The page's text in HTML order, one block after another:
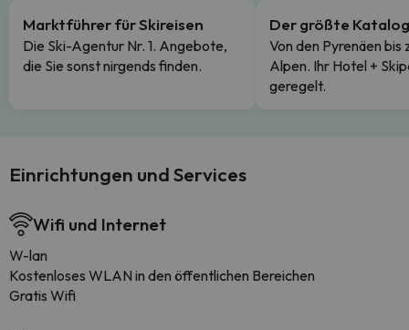
Marktführer für Skireisen
Die Ski-Agentur Nr. 1. Angebote,
die Sie sonst nirgends finden.
Der größte Katalog
Von den Pyrenäen bis
Alpen. Ihr Hotel +
geregelt.
Einrichtungen und Services
Wifi und Internet
W-lan
Kostenloses WLAN in den öffentlichen Bereichen
Gratis Wifi